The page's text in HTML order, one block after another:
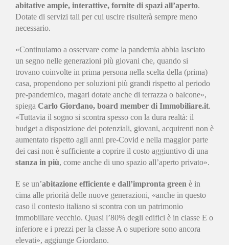
abitative ampie, interattive, fornite di spazi all’aperto.
Dotate di servizi tali per cui uscire risulterà sempre meno
necessario.
«Continuiamo a osservare come la pandemia abbia lasciato
un segno nelle generazioni più giovani che, quando si
trovano coinvolte in prima persona nella scelta della (prima)
casa, propendono per soluzioni più grandi rispetto al periodo
pre-pandemico, magari dotate anche di terrazza o balcone»,
spiega Carlo Giordano, board member di Immobiliare.it.
«Tuttavia il sogno si scontra spesso con la dura realtà: il
budget a disposizione dei potenziali, giovani, acquirenti non è
aumentato rispetto agli anni pre-Covid e nella maggior parte
dei casi non è sufficiente a coprire il costo aggiuntivo di una
stanza in più, come anche di uno spazio all’aperto privato».
E se un’abitazione efficiente e dall’impronta green è in
cima alle priorità delle nuove generazioni, «anche in questo
caso il contesto italiano si scontra con un patrimonio
immobiliare vecchio. Quasi l’80% degli edifici è in classe E o
inferiore e i prezzi per la classe A o superiore sono ancora
elevati», aggiunge Giordano.